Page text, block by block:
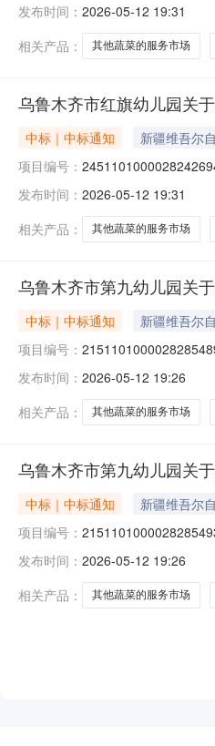
发布时间： 2026-05-12 19:31
相关产品：
其他蔬菜的服务市场
乌鲁木齐市红旗幼儿园关
中标｜中标通知 新疆维吾尔
项目编号：
发布时间： 2026-05-12 19:31
相关产品：
其他蔬菜的服务市场
乌鲁木齐市第九幼儿园关
中标｜中标通知 新疆维吾尔
项目编号：
发布时间： 2026-05-12 19:26
相关产品：
其他蔬菜的服务市场
乌鲁木齐市第九幼儿园关
中标｜中标通知 新疆维吾尔
项目编号：
发布时间： 2026-05-12 19:26
相关产品：
其他蔬菜的服务市场